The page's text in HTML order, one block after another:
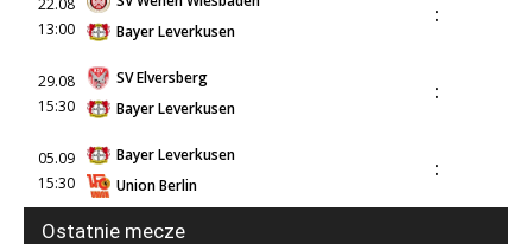
22.08
13:00
Bayer Leverkusen
:
29.08
15:30
SV Elversberg
Bayer Leverkusen
:
05.09
15:30
Bayer Leverkusen
Union Berlin
:
Ostatnie mecze